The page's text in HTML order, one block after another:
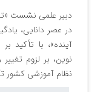
دبیر علمی نشست
در عصر دانایی،
آینده»، با تأکید
نوین، بر لزوم
نظام آموزشی کشور